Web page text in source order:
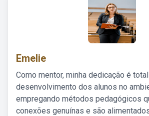
Emelie
Como mentor, minha dedicação é
desenvolvimento dos alunos no
empregando métodos pedagógicos
conexões genuínas e são